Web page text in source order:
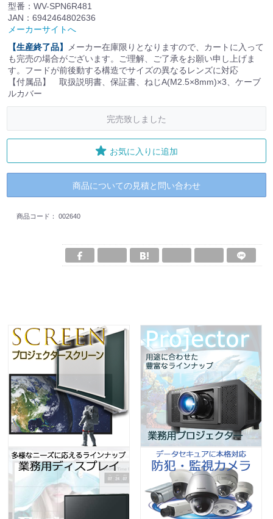
型番：WV-SPN6R481
JAN：6942464802636
メーカーサイトへ
【生産終了品】
メーカー在庫限りとなりますので、カートに入って
も完売の場合がございます。ご理解、ご了承をお願い申し上げま
す。 フードが前後動する構造でサイズの異なるレンズに対応
【付属品】 取扱説明書、保証書、ねじA(M2.5×8mm)×3、ケーブ
ルカバー
完売致しました
お気に入りに追加
商品についての見積と問い合わせ
商品コード： 002640